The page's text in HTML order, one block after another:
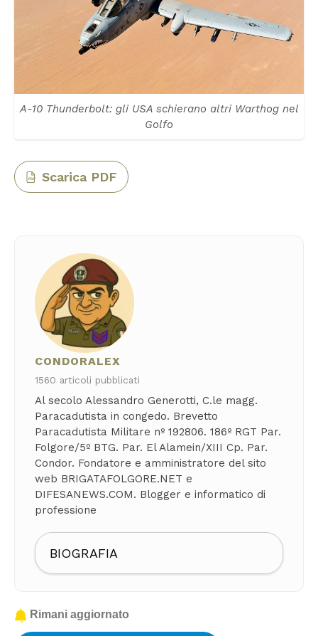
A-10 Thunderbolt: gli USA schierano altri Warthog nel
Golfo
PDF Scarica PDF
CONDORALEX
1560 articoli pubblicati
Al secolo Alessandro Generotti, C.le magg.
Paracadutista in congedo. Brevetto
Paracadutista Militare nº 192806. 186º RGT Par.
Folgore/5º BTG. Par. El Alamein/XIII Cp. Par.
Condor. Fondatore e amministratore del sito
web BRIGATAFOLGORE.NET e
DIFESANEWS.COM. Blogger e informatico di
professione
BIOGRAFIA
Rimani aggiornato